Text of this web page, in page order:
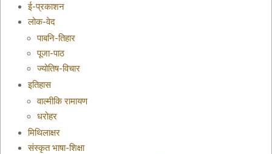
ई-प्रकाशन
लोक-वेद
पाबनि-तिहार
पूजा-पाठ
ज्योतिष-विचार
इतिहास
वाल्मीकि रामायण
धरोहर
मिथिलाक्षर
संस्कृत भाषा-शिक्षा